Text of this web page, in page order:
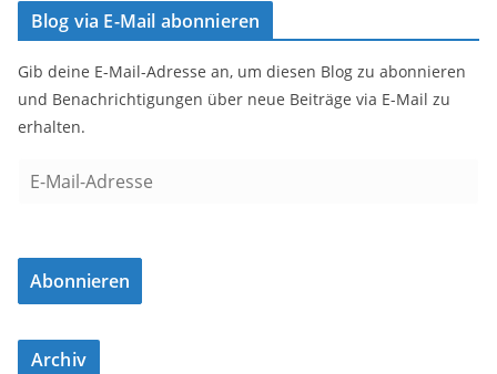
Blog via E-Mail abonnieren
Gib deine E-Mail-Adresse an, um diesen Blog zu abonnieren
und Benachrichtigungen über neue Beiträge via E-Mail zu
erhalten.
a
l
-
Abonnieren
Archiv